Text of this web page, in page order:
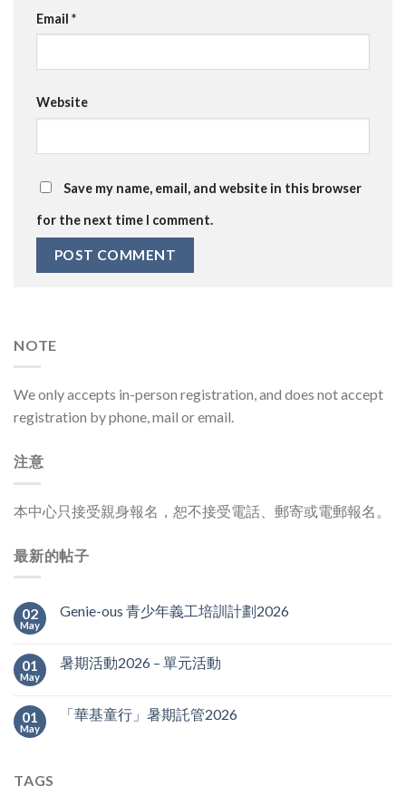
Email *
Website
Save my name, email, and website in this browser
for the next time I comment.
NOTE
We only accepts in-person registration, and does not accept
registration by phone, mail or email.
注意
本中心只接受親身報名，恕不接受電話、郵寄或電郵報名。
最新的帖子
02
May
Genie-ous 青少年義工培訓計劃2026
01
May
暑期活動2026 – 單元活動
01
May
「華基童行」暑期託管2026
TAGS